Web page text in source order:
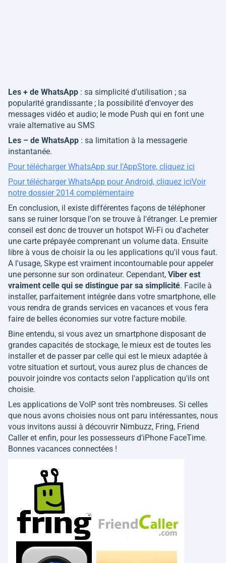
Les + de WhatsApp : sa simplicité d'utilisation ; sa
popularité grandissante ; la possibilité d'envoyer des
messages vidéo et audio; le mode Push qui en font une
vraie alternative au SMS
Les – de WhatsApp : sa limitation à la messagerie
instantanée.
Pour télécharger WhatsApp sur l'AppStore, cliquez ici
Pour télécharger WhatsApp pour Android, cliquez iciVoir
notre dossier 2014 complémentaire
En conclusion, il existe différentes façons de téléphoner
sans se ruiner lorsque l'on se trouve à l'étranger. Le premier
conseil est donc de trouver un hotspot Wi-Fi ou d'acheter
une carte prépayée comprenant un volume data. Ensuite
libre à vous de choisir la ou les applications qu'il vous faut.
A l'usage, Skype est vraiment incontournable pour appeler
une personne sur son ordinateur. Cependant, Viber est
vraiment celle qui se distingue par sa simplicité. Facile à
installer, parfaitement intégrée dans votre smartphone, elle
vous rendra de grands services en vacances et vous fera
faire de belles économies sur votre facture mobile.
Bine entendu, si vous avez un smartphone disposant de
grandes capacités de stockage, le mieux est de toutes les
installer et de passer par celle qui est le mieux adaptée à
votre situation et surtout, vous aurez plus de chances de
pouvoir joindre vos contacts selon l'application qu'ils ont
choisie.
Les applications de VoIP sont très nombreuses. Si celles
que nous avons choisies nous ont paru intéressantes, nous
vous invitons aussi à découvrir Nimbuzz, Fring, Friend
Caller et enfin, pour les possesseurs d'iPhone FaceTime.
Bonnes vacances connectées !